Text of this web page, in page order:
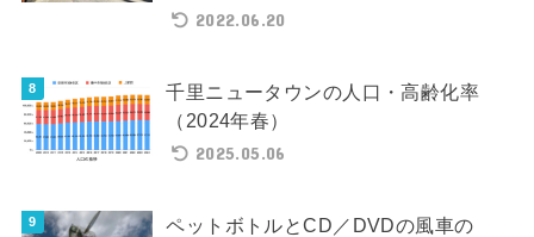
2022.06.20
千里ニュータウンの人口・高齢化率
（2024年春）
2025.05.06
ペットボトルとCD／DVDの風車の